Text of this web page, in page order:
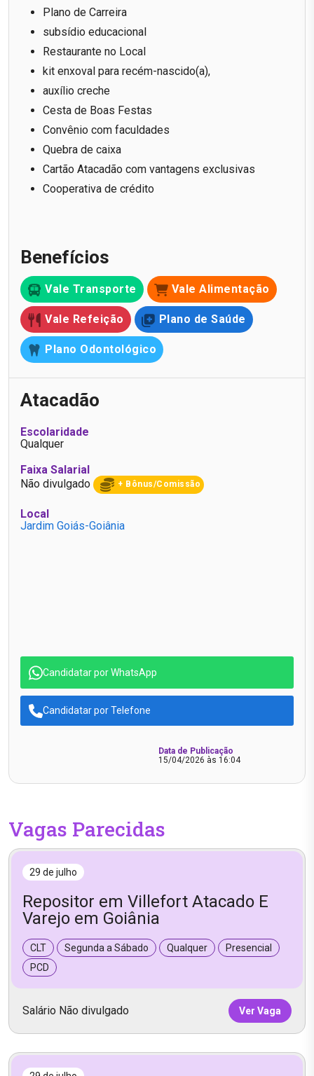
Plano de Carreira
subsídio educacional
Restaurante no Local
kit enxoval para recém-nascido(a),
auxílio creche
Cesta de Boas Festas
Convênio com faculdades
Quebra de caixa
Cartão Atacadão com vantagens exclusivas
Cooperativa de crédito
Benefícios
Vale Transporte Vale Alimentação
Vale Refeição Plano de Saúde
Plano Odontológico
Atacadão
Escolaridade
Qualquer
Faixa Salarial
Não divulgado
+ Bônus/Comissão
Local
Jardim Goiás-Goiânia
Candidatar por WhatsApp
Candidatar por Telefone
Data de Publicação
15/04/2026 às 16:04
Vagas Parecidas
29 de julho
Repositor em Villefort Atacado E
Varejo em Goiânia
CLT Segunda a Sábado Qualquer
Presencial
PCD
Salário Não divulgado Ver Vaga